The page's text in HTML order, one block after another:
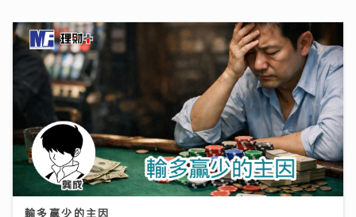
世界盃決賽｜《聲秀》冠亞季軍人馬都愛睇波 馮熙燮 柯
雨霏 胡子貝 邊個係西班牙鐵粉？